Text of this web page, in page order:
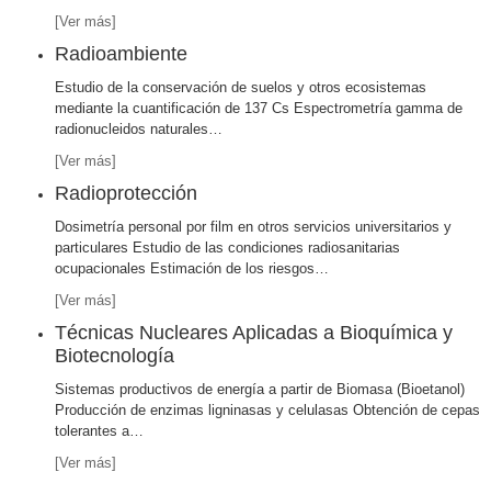
[Ver más]
Radioambiente
Estudio de la conservación de suelos y otros ecosistemas
mediante la cuantificación de 137 Cs Espectrometría gamma de
radionucleidos naturales…
[Ver más]
Radioprotección
Dosimetría personal por film en otros servicios universitarios y
particulares Estudio de las condiciones radiosanitarias
ocupacionales Estimación de los riesgos…
[Ver más]
Técnicas Nucleares Aplicadas a Bioquímica y
Biotecnología
Sistemas productivos de energía a partir de Biomasa (Bioetanol)
Producción de enzimas ligninasas y celulasas Obtención de cepas
tolerantes a…
[Ver más]